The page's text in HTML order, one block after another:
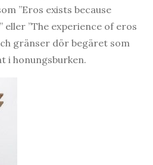
”Eros exists because
eller ”The experience of eros
gränser dör begäret som
i honungsburken.